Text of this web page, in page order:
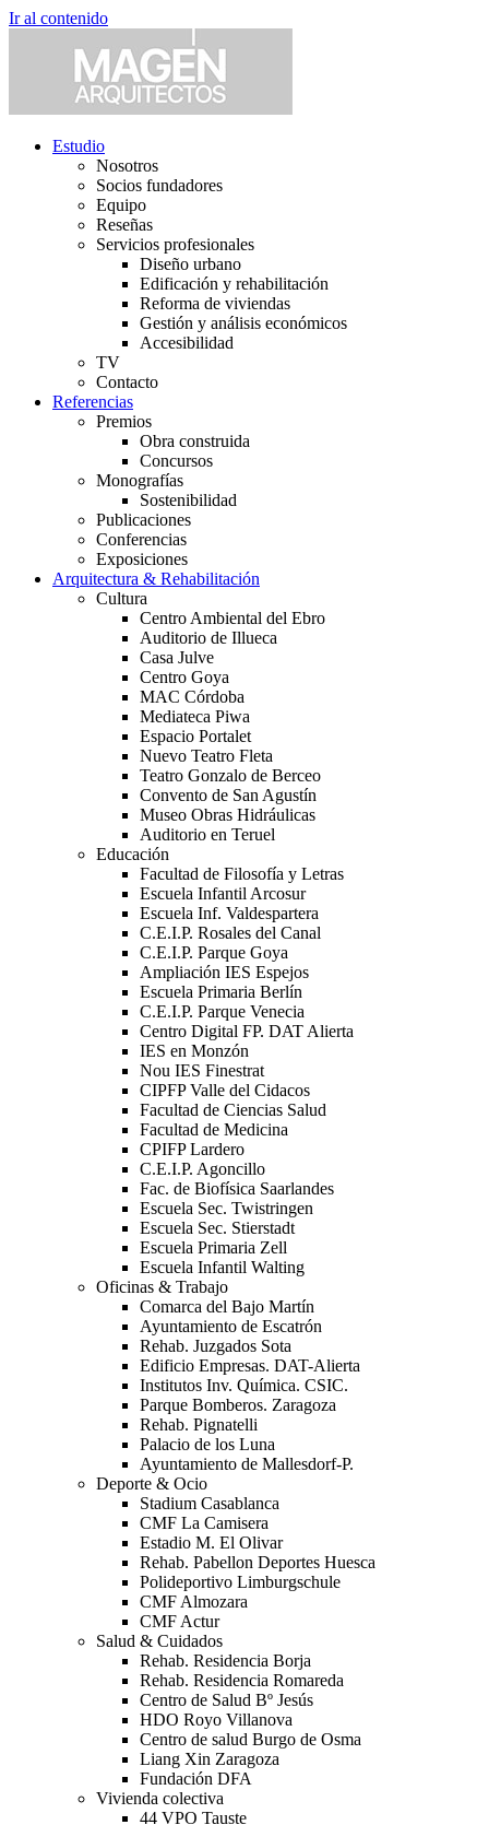
Ir al contenido
Estudio
Nosotros
Socios fundadores
Equipo
Reseñas
Servicios profesionales
Diseño urbano
Edificación y rehabilitación
Reforma de viviendas
Gestión y análisis económicos
Accesibilidad
TV
Contacto
Referencias
Premios
Obra construida
Concursos
Monografías
Sostenibilidad
Publicaciones
Conferencias
Exposiciones
Arquitectura & Rehabilitación
Cultura
Centro Ambiental del Ebro
Auditorio de Illueca
Casa Julve
Centro Goya
MAC Córdoba
Mediateca Piwa
Espacio Portalet
Nuevo Teatro Fleta
Teatro Gonzalo de Berceo
Convento de San Agustín
Museo Obras Hidráulicas
Auditorio en Teruel
Educación
Facultad de Filosofía y Letras
Escuela Infantil Arcosur
Escuela Inf. Valdespartera
C.E.I.P. Rosales del Canal
C.E.I.P. Parque Goya
Ampliación IES Espejos
Escuela Primaria Berlín
C.E.I.P. Parque Venecia
Centro Digital FP. DAT Alierta
IES en Monzón
Nou IES Finestrat
CIPFP Valle del Cidacos
Facultad de Ciencias Salud
Facultad de Medicina
CPIFP Lardero
C.E.I.P. Agoncillo
Fac. de Biofísica Saarlandes
Escuela Sec. Twistringen
Escuela Sec. Stierstadt
Escuela Primaria Zell
Escuela Infantil Walting
Oficinas & Trabajo
Comarca del Bajo Martín
Ayuntamiento de Escatrón
Rehab. Juzgados Sota
Edificio Empresas. DAT-Alierta
Institutos Inv. Química. CSIC.
Parque Bomberos. Zaragoza
Rehab. Pignatelli
Palacio de los Luna
Ayuntamiento de Mallesdorf-P.
Deporte & Ocio
Stadium Casablanca
CMF La Camisera
Estadio M. El Olivar
Rehab. Pabellon Deportes Huesca
Polideportivo Limburgschule
CMF Almozara
CMF Actur
Salud & Cuidados
Rehab. Residencia Borja
Rehab. Residencia Romareda
Centro de Salud Bº Jesús
HDO Royo Villanova
Centro de salud Burgo de Osma
Liang Xin Zaragoza
Fundación DFA
Vivienda colectiva
44 VPO Tauste